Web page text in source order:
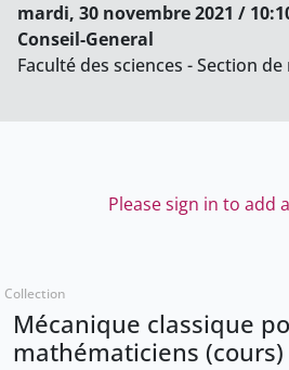
mardi, 30 novembre 2021 /
Conseil-General
Faculté des sciences - Section
Please sign in to add
Collection
Mécanique classique
mathématiciens (cours)